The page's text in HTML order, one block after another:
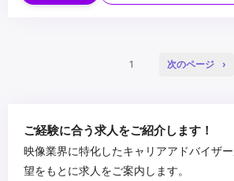
経験
・CG・映像制作に関する基礎知識
・アニメ・漫画・映画等、エンターテインメ
1 次のページ
ご経験に合う求人をご紹介します！
映像業界に特化したキャリアアドバイザ
望をもとに求人をご案内します。